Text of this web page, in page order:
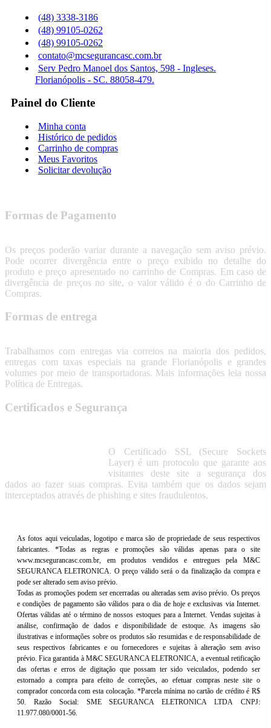
(48) 3338-3186
(48) 99105-0262
(48) 99105-0262
contato@mcsegurancasc.com.br
Serv Pedro Manoel dos Santos, 598 - Ingleses.
Florianópolis - SC. 88058-479.
Painel do Cliente
Minha conta
Histórico de pedidos
Carrinho de compras
Meus Favoritos
Solicitar devolução
Formas de Pagamento
Os preços poderão variar durante a navegação sem aviso prévio.
Pode ocorrer divergência entre o preço exibido no detalhe do
produto e preço apresentado no carrinho de Compras. Em caso de
divergência de preços no site, o valor válido é o do Carrinho de
Compras.
Formas de entrega
Trabalhamos com entregas via correios na maioria dos pedidos,
entregas com taxas especiais na grande Florianópolis e grandes
volumes por meio de transportadoras. Mais informações leia nossa
Política de Entregas.
Certificados e Segurança
O Certificado SSL (Secure Sockets
Layer) é um protocolo que garante aos
visitantes deste site a segurança dos
dados ao fazer suas compras. Evita também que os dados sejam
interceptados através de phishing e sites fraudulentos.
As fotos aqui veiculadas, logotipo e marca são de propriedade de seus respectivos
fabricantes. *Todas as regras e promoções são válidas apenas para o site
www.mcsegurancasc.com.br, em produtos vendidos e entregues pela M&C
SEGURANCA ELETRONICA. O preço válido será o da finalização da compra e
pode ser alterado sem aviso prévio.
Todas as promoções podem ser encerradas ou alteradas sem aviso prévio. Os preços
e condições de pagamento são válidos para o dia de hoje e exclusivas via Internet.
Ofertas válidas até o término de nossos estoques para a Internet. Vendas sujeitas à
análise, confirmação de dados e disponibilidade de estoque. As imagens são
ilustrativas e informações sobre os produtos são resumidas e de responsabilidade de
seus respectivos fabricantes e ou fornecedores e sujeitas à alteração sem aviso
prévio. Fica garantida à M&C SEGURANCA ELETRONICA, a eventual retificação
das ofertas e erros de digitação que possam ter sido veiculados, podendo ser
estornado a compra para efeito de correções, ao efetuar compras neste site o
comprador concorda com esta colocação. *Parcela mínima no cartão de crédito é R$
50. Razão Social: SME SEGURANCA ELETRONICA LTDA CNPJ:
11.977.080/0001-56.